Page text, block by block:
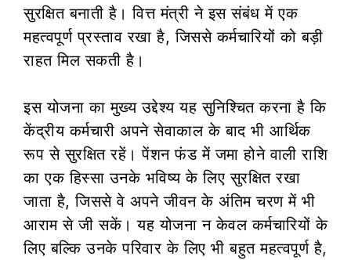
सुरक्षित बनाती है। वित्त मंत्री ने इस संबंध में एक
महत्वपूर्ण प्रस्ताव रखा है, जिससे कर्मचारियों को बड़ी
राहत मिल सकती है।
इस योजना का मुख्य उद्देश्य यह सुनिश्चित करना है कि
केंद्रीय कर्मचारी अपने सेवाकाल के बाद भी आर्थिक
रूप से सुरक्षित रहें। पेंशन फंड में जमा होने वाली राशि
का एक हिस्सा उनके भविष्य के लिए सुरक्षित रखा
जाता है, जिससे वे अपने जीवन के अंतिम चरण में भी
आराम से जी सकें। यह योजना न केवल कर्मचारियों के
लिए बल्कि उनके परिवार के लिए भी बहुत महत्वपूर्ण है,